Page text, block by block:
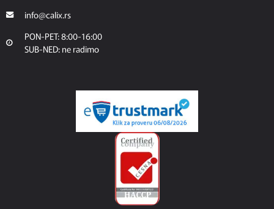
info@calix.rs
PON-PET: 8:00-16:00
SUB-NED: ne radimo